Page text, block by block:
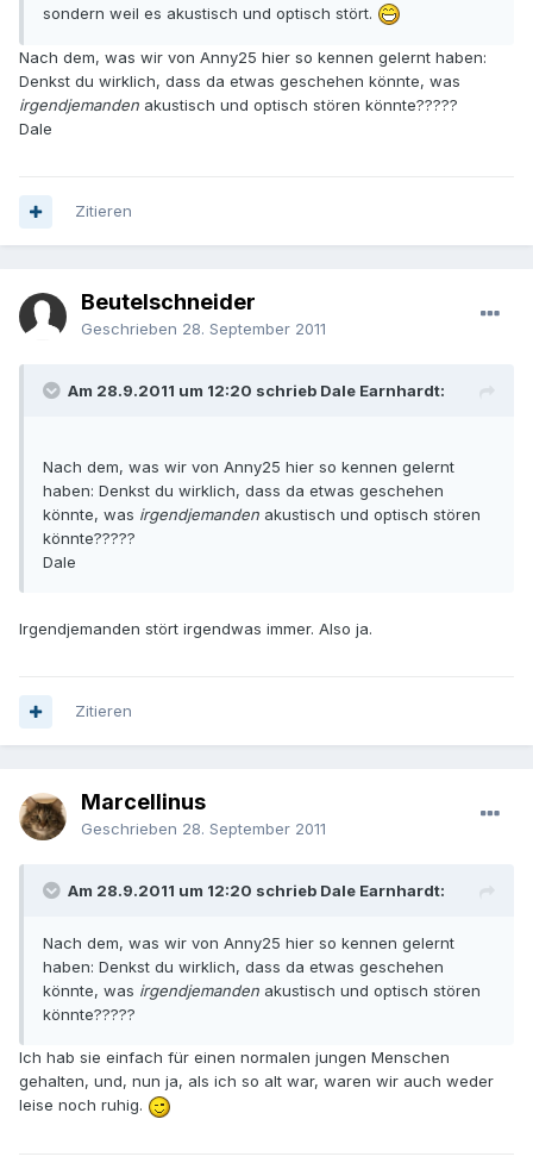
sondern weil es akustisch und optisch stört.
Nach dem, was wir von Anny25 hier so kennen gelernt haben:
Denkst du wirklich, dass da etwas geschehen könnte, was
irgendjemanden akustisch und optisch stören könnte?????
Dale
Zitieren
Beutelschneider
Geschrieben 28. September 2011
Am 28.9.2011 um 12:20 schrieb Dale Earnhardt:
Nach dem, was wir von Anny25 hier so kennen gelernt
haben: Denkst du wirklich, dass da etwas geschehen
könnte, was irgendjemanden akustisch und optisch stören
könnte?????
Dale
Irgendjemanden stört irgendwas immer. Also ja.
Zitieren
Marcellinus
Geschrieben 28. September 2011
Am 28.9.2011 um 12:20 schrieb Dale Earnhardt:
Nach dem, was wir von Anny25 hier so kennen gelernt
haben: Denkst du wirklich, dass da etwas geschehen
könnte, was irgendjemanden akustisch und optisch stören
könnte?????
Ich hab sie einfach für einen normalen jungen Menschen
gehalten, und, nun ja, als ich so alt war, waren wir auch weder
leise noch ruhig.